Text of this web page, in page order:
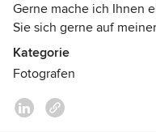
Gerne mache ich Ihnen
Sie sich gerne auf
Kategorie
Fotografen